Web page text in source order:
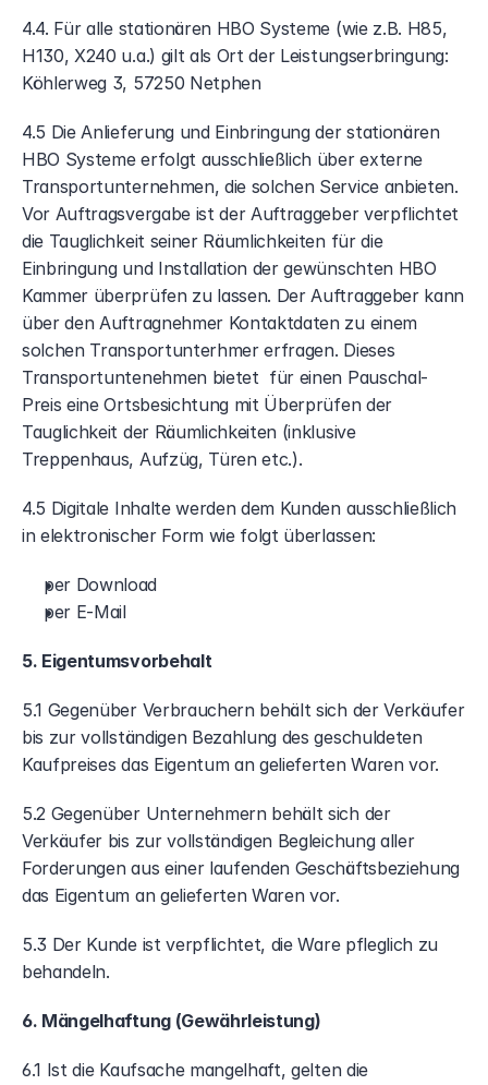
4.4. Für alle stationären HBO Systeme (wie z.B. H85,
H130, X240 u.a.) gilt als Ort der Leistungserbringung:
Köhlerweg 3, 57250 Netphen
4.5 Die Anlieferung und Einbringung der stationären
HBO Systeme erfolgt ausschließlich über externe
Transportunternehmen, die solchen Service anbieten.
Vor Auftragsvergabe ist der Auftraggeber verpflichtet
die Tauglichkeit seiner Räumlichkeiten für die
Einbringung und Installation der gewünschten HBO
Kammer überprüfen zu lassen. Der Auftraggeber kann
über den Auftragnehmer Kontaktdaten zu einem
solchen Transportunterhmer erfragen. Dieses
Transportuntenehmen bietet  für einen Pauschal-
Preis eine Ortsbesichtung mit Überprüfen der
Tauglichkeit der Räumlichkeiten (inklusive
Treppenhaus, Aufzüg, Türen etc.).
4.5 Digitale Inhalte werden dem Kunden ausschließlich
in elektronischer Form wie folgt überlassen:
per Download
per E-Mail
5. Eigentumsvorbehalt
5.1 Gegenüber Verbrauchern behält sich der Verkäufer
bis zur vollständigen Bezahlung des geschuldeten
Kaufpreises das Eigentum an gelieferten Waren vor.
5.2 Gegenüber Unternehmern behält sich der
Verkäufer bis zur vollständigen Begleichung aller
Forderungen aus einer laufenden Geschäftsbeziehung
das Eigentum an gelieferten Waren vor.
5.3 Der Kunde ist verpflichtet, die Ware pfleglich zu
behandeln.
6. Mängelhaftung (Gewährleistung)
6.1 Ist die Kaufsache mangelhaft, gelten die